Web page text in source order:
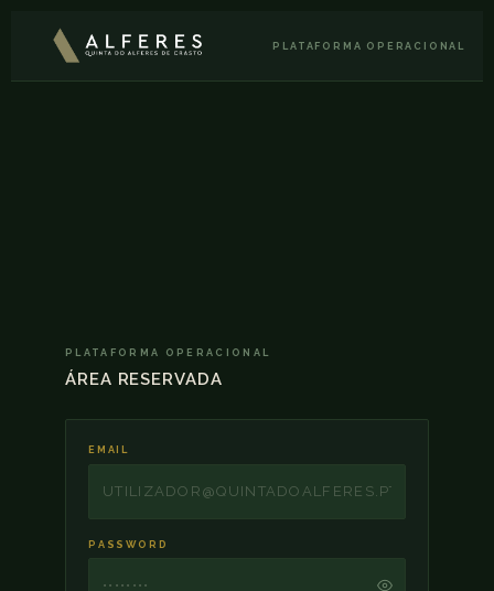
PLATAFORMA OPERACIONAL
PLATAFORMA OPERACIONAL
ÁREA RESERVADA
EMAIL
PASSWORD